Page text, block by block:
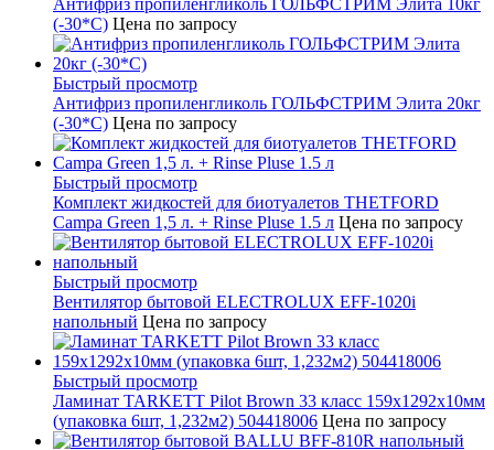
Антифриз пропиленгликоль ГОЛЬФСТРИМ Элита 10кг
(-30*С) Цена по запросу
Быстрый просмотр
Антифриз пропиленгликоль ГОЛЬФСТРИМ Элита 20кг
(-30*С) Цена по запросу
Быстрый просмотр
Комплект жидкостей для биотуалетов THETFORD
Campa Green 1,5 л. + Rinse Pluse 1.5 л Цена по запросу
Быстрый просмотр
Вентилятор бытовой ELECTROLUX EFF-1020i
напольный Цена по запросу
Быстрый просмотр
Ламинат TARKETT Pilot Brown 33 класс 159х1292х10мм
(упаковка 6шт, 1,232м2) 504418006 Цена по запросу